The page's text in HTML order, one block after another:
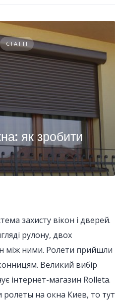
СТАТТІ
як зробити
захисту вікон і дверей.
рулону, двох
між ними. Ролети прийшли
Великий вибір
інтернет-магазин Rolleta.
на окна Киев, то тут